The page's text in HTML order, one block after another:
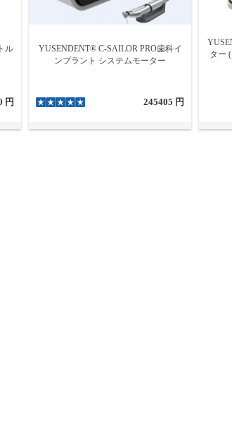
ル
円
YUSENDENT® C-SAILOR PRO歯科イ
ンプラント システムモーター
245405 円
ター